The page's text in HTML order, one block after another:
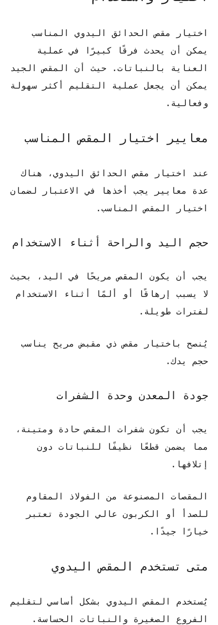
اختيار مقص الحدائق اليدوي المناسب
يمكن أن يحدث فرقًا كبيرًا في عملية
العناية بالنباتات. حيث أن المقص الجيد
يمكن أن يجعل عملية التقليم أكثر سهولة
وفعالية.
معايير اختيار المقص المناسب
عند اختيار مقص الحدائق اليدوي، هناك
عدة معايير يجب أخذها في الاعتبار لضمان
اختيار المقص المناسب.
حجم اليد والراحة أثناء الاستخدام
يجب أن يكون المقص مريحًا في اليد، بحيث
لا يسبب إرهاقًا أو ألمًا أثناء الاستخدام
لفترات طويلة.
يُنصح باختيار مقص ذي مقبض مريح يناسب
حجم يدك.
جودة المعدن وحدة الشفرات
يجب أن تكون شفرات المقص حادة ومتينة،
مما يضمن قطعًا نظيفًا للنباتات دون
إتلافها.
المقصات المصنوعة من الفولاذ المقاوم
للصدأ أو الكربون عالي الجودة تعتبر
خيارًا جيدًا.
متى تستخدم المقص اليدوي
يُستخدم المقص اليدوي بشكل أساسي لتقليم
الفروع الصغيرة والنباتات الحساسة.